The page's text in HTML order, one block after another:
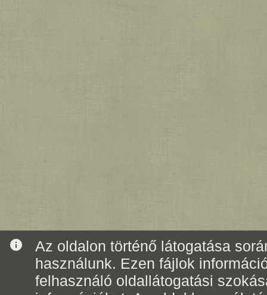
info
Az oldalon történő látogatása
használunk. Ezen fájlok
felhasználó oldallátogatási